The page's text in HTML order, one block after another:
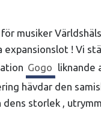
musiker
! Vi
Gogo liknande
hävdar den
storlek ,